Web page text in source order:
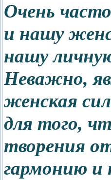
Очень
и нашу
нашу
Неважно,
женская
для того,
творения
гармонию и